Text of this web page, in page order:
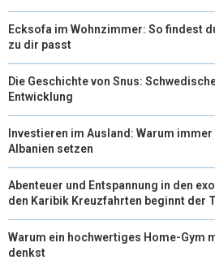
Ecksofa im Wohnzimmer: So findest
zu dir passt
Die Geschichte von Snus:
Entwicklung
Investieren im Ausland: Warum
Albanien setzen
Abenteuer und Entspannung in den
den Karibik Kreuzfahrten beginnt der
Warum ein hochwertiges Home-Gym
denkst